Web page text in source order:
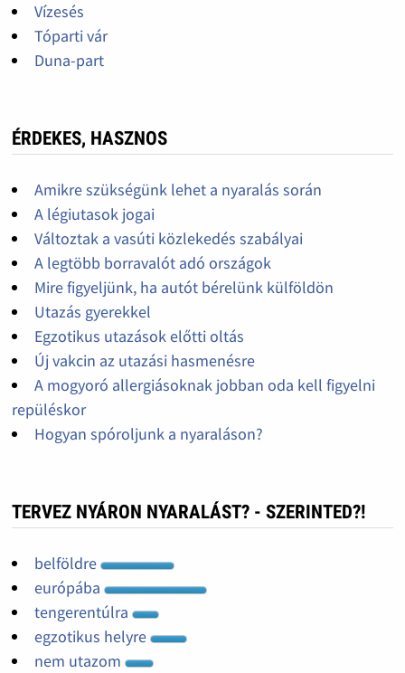
Vízesés
Tóparti vár
Duna-part
ÉRDEKES, HASZNOS
Amikre szükségünk lehet a nyaralás során
A légiutasok jogai
Változtak a vasúti közlekedés szabályai
A legtöbb borravalót adó országok
Mire figyeljünk, ha autót bérelünk külföldön
Utazás gyerekkel
Egzotikus utazások előtti oltás
Új vakcin az utazási hasmenésre
A mogyoró allergiásoknak jobban oda kell figyelni
repüléskor
Hogyan spóroljunk a nyaraláson?
TERVEZ NYÁRON NYARALÁST? - SZERINTED?!
belföldre
európába
tengerentúlra
egzotikus helyre
nem utazom